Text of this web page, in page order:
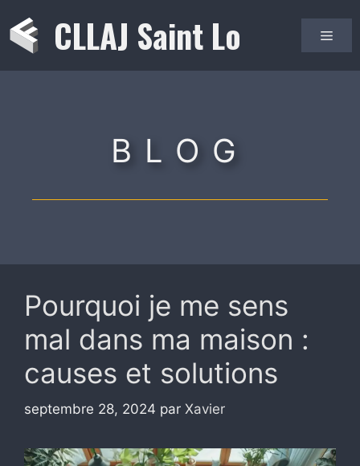
au
contenu
CLLAJ Saint Lo
BLOG
Pourquoi je me sens
mal dans ma maison :
causes et solutions
septembre 28, 2024 par Xavier